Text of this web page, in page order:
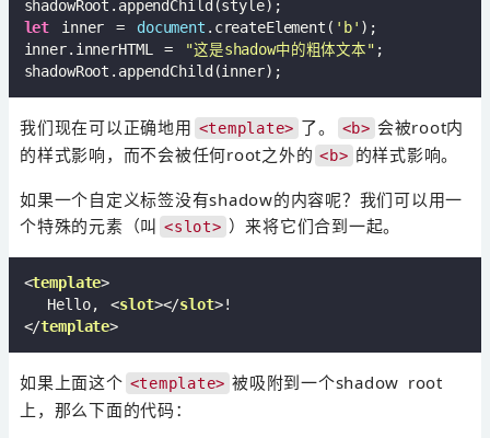
let inner = document .createElement( 'b' );
inner.innerHTML =
"这是shadow中的粗体文本" ;
我们现在可以正确地用 <template> 了。 <b> 会被root内
的样式影响，而不会被任何root之外的 <b> 的样式影响。
如果一个自定义标签没有shadow的内容呢？我们可以用一
个特殊的元素（叫 <slot> ）来将它们合到一起。
<template>
  Hello,
<slot></slot>
</template>
如果上面这个 <template> 被吸附到一个shadow root
上，那么下面的代码：